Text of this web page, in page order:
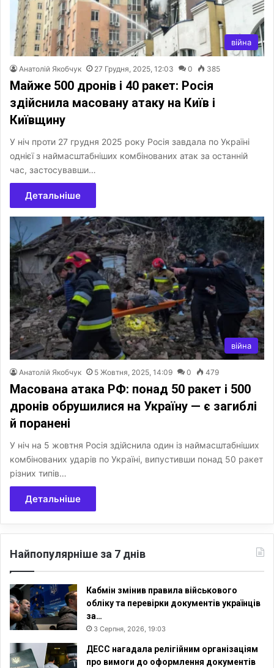
війна
Анатолій Якобчук 27 Грудня, 2025, 12:03 0 385
Майже 500 дронів і 40 ракет: Росія
здійснила масовану атаку на Київ і
Київщину
У ніч проти 27 грудня 2025 року Росія завдала по Україні
однієї з наймасштабніших комбінованих атак за останній
час, застосувавши…
Детальніше
війна
Анатолій Якобчук 5 Жовтня, 2025, 14:09 0 479
Масована атака РФ: понад 50 ракет і 500
дронів обрушилися на Україну — є загиблі
й поранені
У ніч на 5 жовтня Росія здійснила один із наймасштабніших
комбінованих ударів по Україні, випустивши понад 50 ракет
різних типів…
Детальніше
Найпопулярніше за 7 днів
Кабмін змінив правила військового
обліку та перевірки документів українців
за…
3 Серпня, 2026, 19:03
ДЕСС нагадала релігійним організаціям
про вимоги до оформлення документів